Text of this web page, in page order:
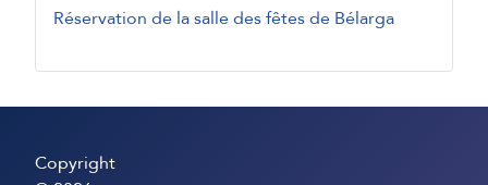
Réservation de la salle des fêtes de Bélarga
Copyright